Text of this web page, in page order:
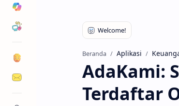
Beranda Aplikasi
AdaKami:
Terdaftar